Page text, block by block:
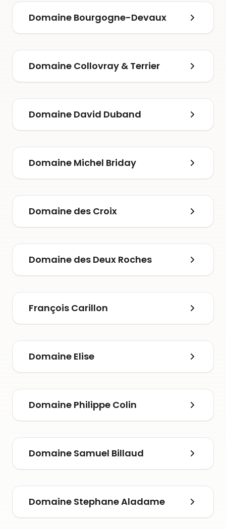
Domaine Bourgogne-Devaux
Domaine Collovray & Terrier
Domaine David Duband
Domaine Michel Briday
Domaine des Croix
Domaine des Deux Roches
François Carillon
Domaine Elise
Domaine Philippe Colin
Domaine Samuel Billaud
Domaine Stephane Aladame